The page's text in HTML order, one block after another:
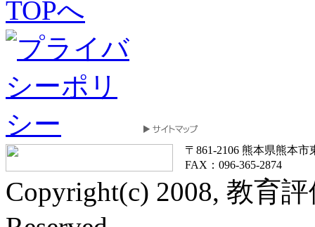
〒861-2106 熊本県熊本市
FAX：096-365-2874
Copyright(c) 2008, 教育